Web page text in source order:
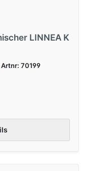
LINNEA K
Artnr: 70199